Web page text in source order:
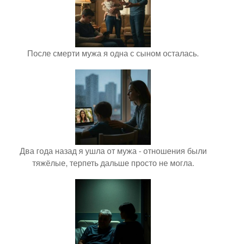
После смерти мужа я одна с сыном осталась.
Два года назад я ушла от мужа - отношения были
тяжёлые, терпеть дальше просто не могла.